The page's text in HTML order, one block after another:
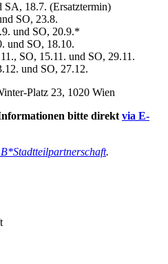
SA, 18.7. (Ersatztermin)
SO, 23.8.
und SO, 20.9.*
und SO, 18.10.
SO, 15.11. und SO, 29.11.
und SO, 27.12.
Platz 23, 1020 Wien
bitte direkt via E-
.